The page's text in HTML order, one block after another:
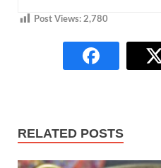
Post Views: 2,780
RELATED POSTS